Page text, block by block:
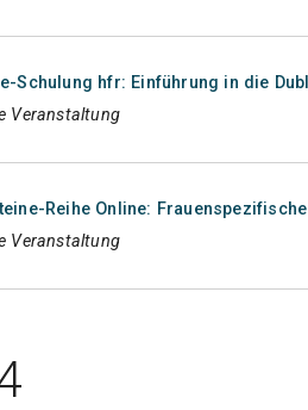
Schulung hfr: Einführung in die
Veranstaltung
Reihe Online:
Veranstaltung